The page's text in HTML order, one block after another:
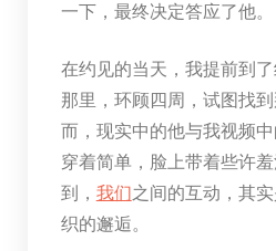
一下，最终决定答应了他。
在约见的当天，我提前到
那里，环顾四周，试图找
而，现实中的他与我视频
穿着简单，脸上带着些许
到， 我们之间的互动，其
织的邂逅。